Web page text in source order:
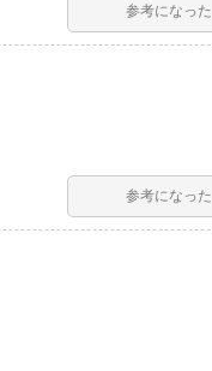
参考になった
参考になった